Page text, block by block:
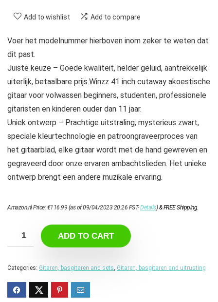
Add to wishlist Add to compare
Voer het modelnummer hierboven inom zeker te weten dat
dit past.
Juiste keuze – Goede kwaliteit, helder geluid, aantrekkelijk
uiterlijk, betaalbare prijs.Winzz 41 inch cutaway akoestische
gitaar voor volwassen beginners, studenten, professionele
gitaristen en kinderen ouder dan 11 jaar.
Uniek ontwerp – Prachtige uitstraling, mysterieus zwart,
speciale kleurtechnologie en patroongraveerproces van
het gitaarblad, elke gitaar wordt met de hand gewreven en
gegraveerd door onze ervaren ambachtslieden. Het unieke
ontwerp brengt een andere muzikale ervaring.
Amazon.nl Price:€116.99 (as of 09/04/2023 20:26 PST-Details)&FREE Shipping.
ADD TO CART
Categories: Gitaren, basgitaren and sets, Gitaren, basgitaren and uitrusting